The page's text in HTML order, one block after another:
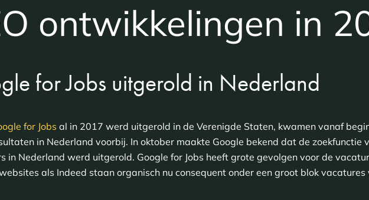
ontwikkelingen in
for Jobs uitgerold in Nederland
for Jobs al in 2017 werd uitgerold in de Verenigde Staten, kwamen vanaf
in Nederland voorbij. In oktober maakte Google bekend dat de zoekfunctie
in Nederland werd uitgerold. Google for Jobs heeft grote gevolgen voor de
als Indeed staan organisch nu consequent onder een groot blok vacatures